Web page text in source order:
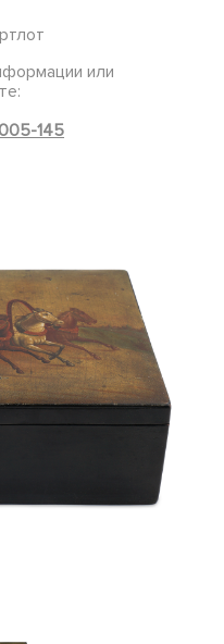
или
145